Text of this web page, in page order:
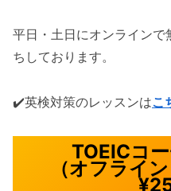
平日・土日にオンライン
ちしております。
✔️英検対策のレッスンはこ
TOEICコ
（オフライ